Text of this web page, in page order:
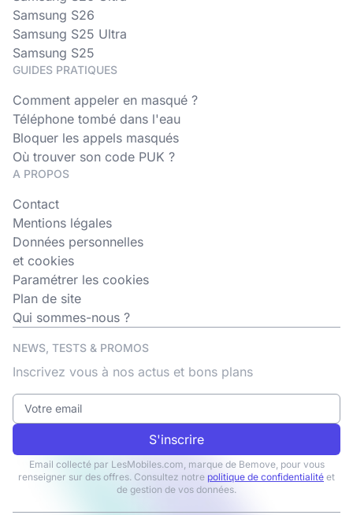
Samsung S26
Samsung S25 Ultra
Samsung S25
GUIDES PRATIQUES
Comment appeler en masqué ?
Téléphone tombé dans l'eau
Bloquer les appels masqués
Où trouver son code PUK ?
A PROPOS
Contact
Mentions légales
Données personnelles
et cookies
Paramétrer les cookies
Plan de site
Qui sommes-nous ?
NEWS, TESTS & PROMOS
Inscrivez vous à nos actus et bons plans
S'inscrire
Email collecté par LesMobiles.com, marque de Bemove, pour vous
renseigner sur des offres. Consultez notre politique de confidentialité et
de gestion de vos données.